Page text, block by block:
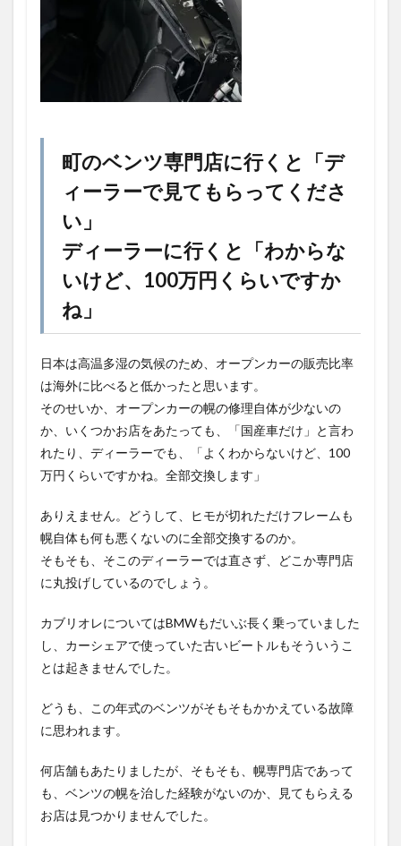
町のベンツ専門店に行くと「デ
ィーラーで見てもらってくださ
い」
ディーラーに行くと「わからな
いけど、100万円くらいですか
ね」
日本は高温多湿の気候のため、オープンカーの販売比率
は海外に比べると低かったと思います。
そのせいか、オープンカーの幌の修理自体が少ないの
か、いくつかお店をあたっても、「国産車だけ」と言わ
れたり、ディーラーでも、「よくわからないけど、100
万円くらいですかね。全部交換します」
ありえません。どうして、ヒモが切れただけフレームも
幌自体も何も悪くないのに全部交換するのか。
そもそも、そこのディーラーでは直さず、どこか専門店
に丸投げしているのでしょう。
カブリオレについてはBMWもだいぶ長く乗っていました
し、カーシェアで使っていた古いビートルもそういうこ
とは起きませんでした。
どうも、この年式のベンツがそもそもかかえている故障
に思われます。
何店舗もあたりましたが、そもそも、幌専門店であって
も、ベンツの幌を治した経験がないのか、見てもらえる
お店は見つかりませんでした。